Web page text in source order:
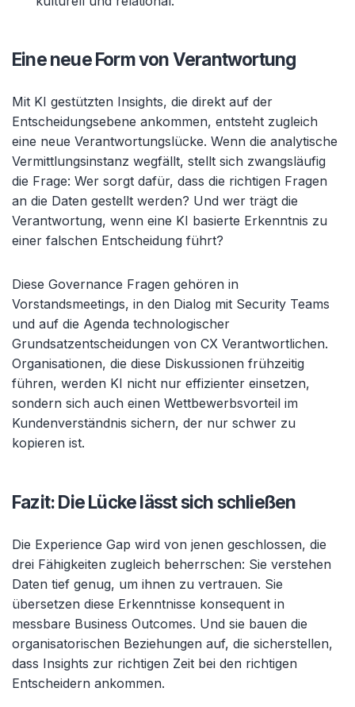
Eine neue Form von Verantwortung
Mit KI gestützten Insights, die direkt auf der
Entscheidungsebene ankommen, entsteht zugleich
eine neue Verantwortungslücke. Wenn die analytische
Vermittlungsinstanz wegfällt, stellt sich zwangsläufig
die Frage: Wer sorgt dafür, dass die richtigen Fragen
an die Daten gestellt werden? Und wer trägt die
Verantwortung, wenn eine KI basierte Erkenntnis zu
einer falschen Entscheidung führt?
Diese Governance Fragen gehören in
Vorstandsmeetings, in den Dialog mit Security Teams
und auf die Agenda technologischer
Grundsatzentscheidungen von CX Verantwortlichen.
Organisationen, die diese Diskussionen frühzeitig
führen, werden KI nicht nur effizienter einsetzen,
sondern sich auch einen Wettbewerbsvorteil im
Kundenverständnis sichern, der nur schwer zu
kopieren ist.
Fazit: Die Lücke lässt sich schließen
Die Experience Gap wird von jenen geschlossen, die
drei Fähigkeiten zugleich beherrschen: Sie verstehen
Daten tief genug, um ihnen zu vertrauen. Sie
übersetzen diese Erkenntnisse konsequent in
messbare Business Outcomes. Und sie bauen die
organisatorischen Beziehungen auf, die sicherstellen,
dass Insights zur richtigen Zeit bei den richtigen
Entscheidern ankommen.